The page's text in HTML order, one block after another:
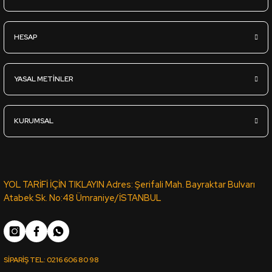
YT-98D VİZON LATTE KOTON VİZON PVC ROMA KENAR
1.839,36TL
HESAP
YASAL METİNLER
KURUMSAL
YOL TARİFİ İÇİN TIKLAYIN Adres: Şerifali Mah. Bayraktar Bulvarı
Atabek Sk. No:48 Ümraniye/İSTANBUL
SİPARİŞ TEL:0216 606 80 98